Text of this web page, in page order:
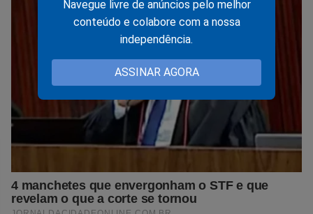
Navegue livre de anúncios pelo melhor
conteúdo e colabore com a nossa
independência.
ASSINAR AGORA